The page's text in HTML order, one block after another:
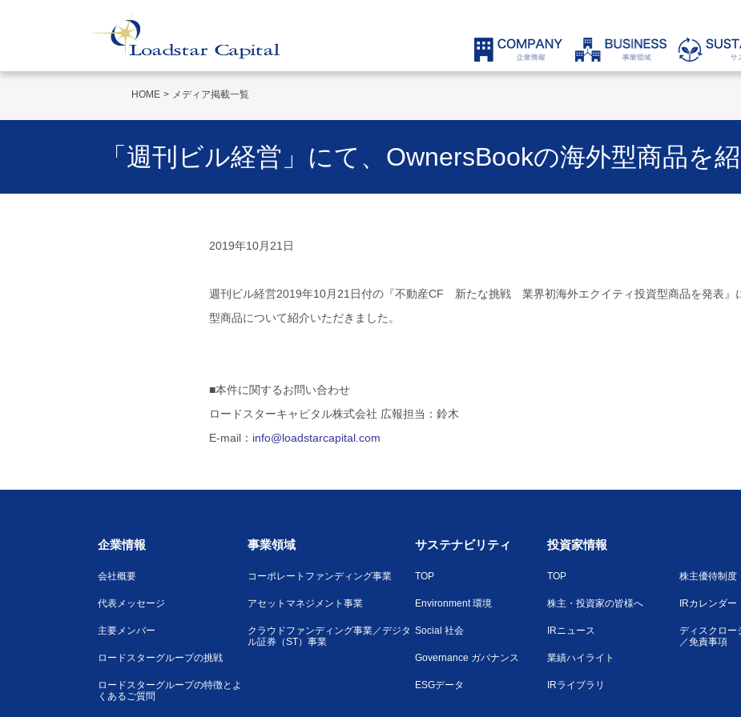
HOME メディア掲載一覧
「週刊ビル経営」にて、OwnersBookの海外型商品を
2019年10月21日
週刊ビル経営2019年10月21日付の『不動産CF 新たな挑戦 業界初海外エクイティ投資型商品を発表』
型商品について紹介いただきました。
■本件に関するお問い合わせ
ロードスターキャピタル株式会社 広報担当：鈴木
E-mail： info@loadstarcapital.com
企業情報 事業領域 サステナビリティ 投資家情報
会社概要
代表メッセージ
主要メンバー
ロードスターグループの挑戦
ロードスターグループの特徴とよ
くあるご質問
コーポレートファンディング事業
アセットマネジメント事業
クラウドファンディング事業／デジタ
ル証券（ST）事業
TOP
Environment 環境
Social 社会
Governance ガバナンス
ESGデータ
TOP
株主・投資家の皆様へ
IRニュース
業績ハイライト
IRライブラリ
株主優待制度
IRカレンダー
ディスクロー
／免責事項